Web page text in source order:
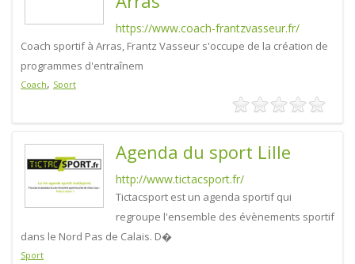
https://www.coach-frantzvasseur.fr/
Coach sportif à Arras, Frantz Vasseur s'occupe de la création de
programmes d'entraînem
Coach, Sport
Agenda du sport Lille
http://www.tictacsport.fr/
Tictacsport est un agenda sportif qui
regroupe l'ensemble des évènements sportif
dans le Nord Pas de Calais. D�
Sport